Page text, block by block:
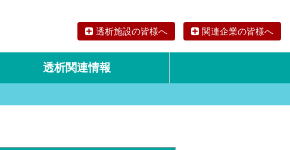
透析施設の皆様へ 関連企業の皆様へ
透析関連情報